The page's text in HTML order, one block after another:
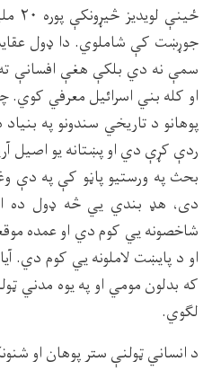
جوړښت كې شاملوي. دا ډول
سمې نه دي بلكې هغې افسانې
او كله بني اسرائيل معرفي كوي.
پوهانو د تاريخي سندونو په بنياد
ردې كړې دي او پښتانه يو اصيل
بحث په ورستيو پاڼو كې په دې
دى، هډ بندي يي څه ډول ده
شاخصونه يي كوم دي او عمده
او د پايښت لاملونه يي كوم دي.
كه بدلون مومي او په يوه مدني
لګوي.
د انساني ټولنې ستر پوهان او